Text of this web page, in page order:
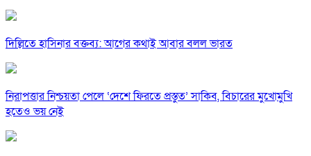
দিল্লিতে হাসিনার বক্তব্য: আগের কথাই আবার বলল ভারত
নিরাপত্তার নিশ্চয়তা পেলে ‘দেশে ফিরতে প্রস্তুত’ সাকিব, বিচারের মুখোমুখি
হতেও ভয় নেই